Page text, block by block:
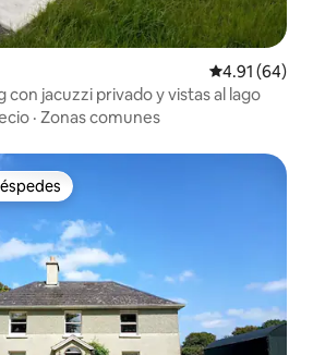
Calificación
4.91 (64)
con jacuzzi privado y vistas al lago
· Zonas comunes
preferido